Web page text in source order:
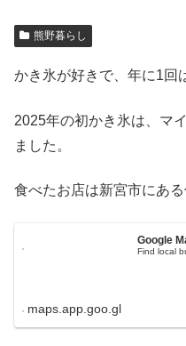
熊野暮らし
かき氷が好きで、年に1回
2025年の初かき氷は、マ
ました。
食べたお店は新宮市にある
Google
Find local
maps.app.goo.gl